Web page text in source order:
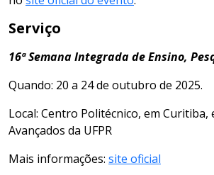
Serviço
16ª Semana Integrada de Ensino,
Quando: 20 a 24 de outubro de 2025.
Local: Centro Politécnico, em Curitiba,
Avançados da UFPR
Mais informações: site oficial